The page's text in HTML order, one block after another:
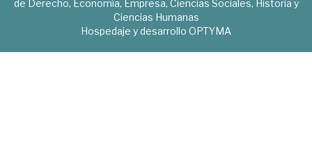
de Derecho, Economía, Empresa, Ciencias Sociales, Historia y
Ciencias Humanas
Hospedaje y desarrollo OPTYMA